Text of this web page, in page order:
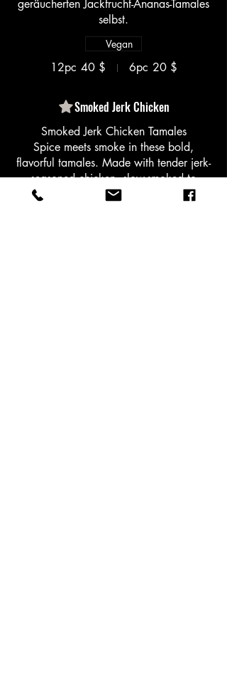
geräucherten Jackfrucht-Ananas-Tamales
selbst.
12pc 40 $ 6pc 20 $
Vegan
Smoked Jerk Chicken
Smoked Jerk Chicken Tamales
Spice meets smoke in these bold,
flavorful tamales. Made with tender jerk-
seasoned chicken, slow-smoked to
perfection and wrapped in soft masa,